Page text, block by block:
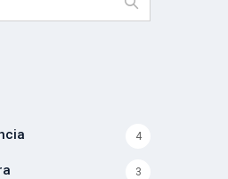
4
3